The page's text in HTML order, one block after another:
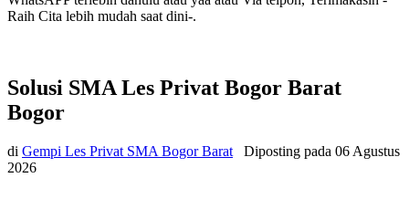
Raih Cita lebih mudah saat dini-.
Solusi SMA Les Privat Bogor Barat
Bogor
di Gempi Les Privat SMA Bogor Barat Diposting pada 06 Agustus
2026